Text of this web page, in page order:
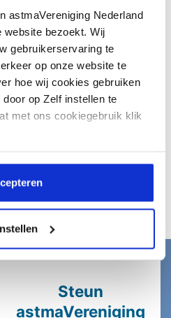
astmaVereniging Nederland
website bezoekt. Wij
gebruikerservaring te
op onze website te
hoe wij cookies gebruiken
op Zelf instellen te
met ons cookiegebruik klik
astma, dan kan
Steun
astmaVereniging